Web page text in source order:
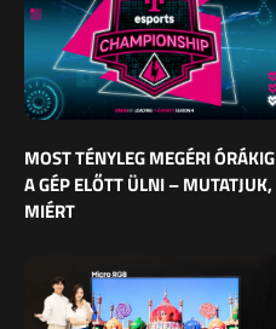
MOST TÉNYLEG MEGÉRI ÓRÁKIG
A GÉP ELŐTT ÜLNI – MUTATJUK,
MIÉRT